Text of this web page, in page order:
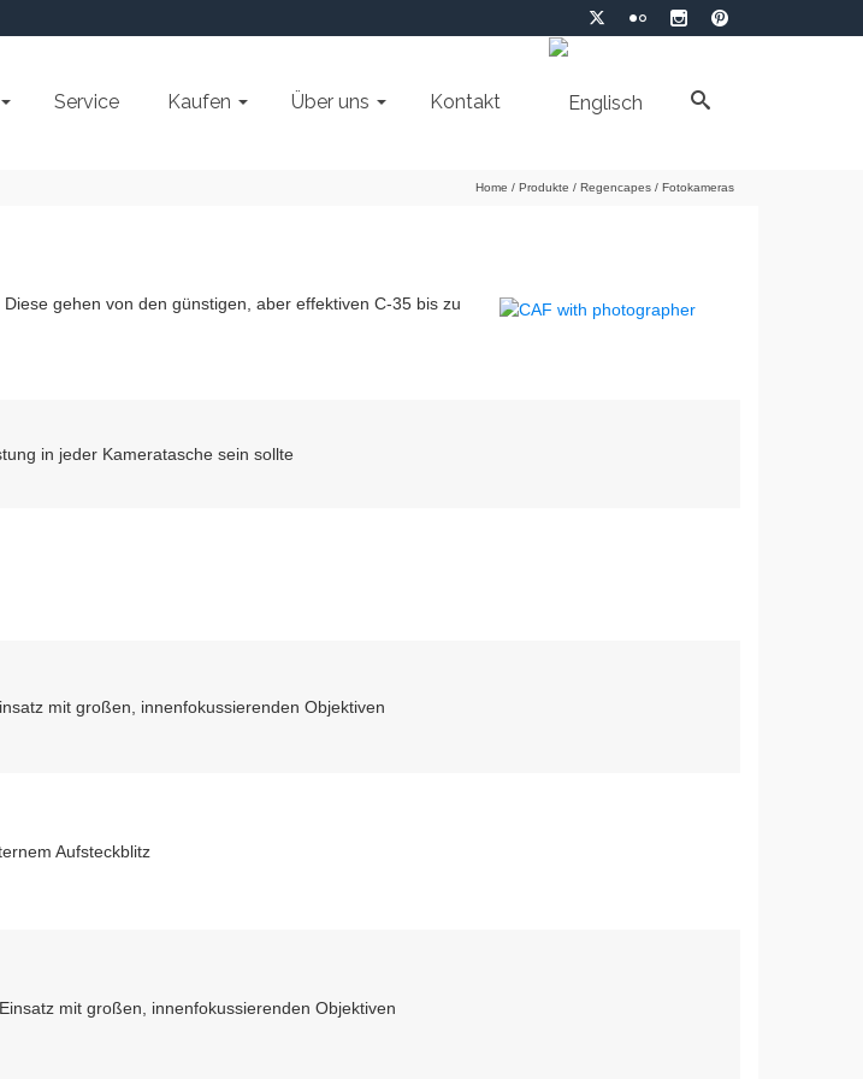
Service Kaufen Über uns Kontakt
Home / Produkte / Regencapes / Fotokameras
Diese gehen von den günstigen, aber effektiven C-35 bis zu
in jeder Kameratasche sein sollte
mit großen, innenfokussierenden Objektiven
Aufsteckblitz
mit großen, innenfokussierenden Objektiven